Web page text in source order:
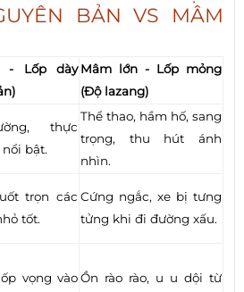
BẢN VS MÂM
- Lốp dày Mâm lớn - Lốp mỏng
(Độ lazang)
thực
bật.
Thể thao, hầm hố, sang
trọng, thu hút ánh
nhìn.
trọn các
tốt.
Cứng ngắc, xe bị tưng
tửng khi đi đường xấu.
vọng vàoỒn rào rào, u u dội từ